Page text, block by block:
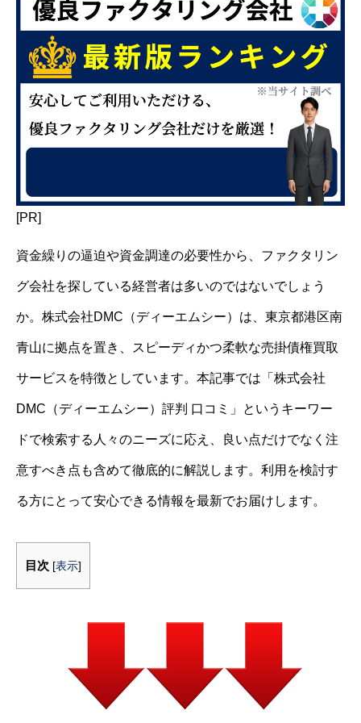
[PR]
資金繰りの逼迫や資金調達の必要性から、ファクタリン
グ会社を探している経営者は多いのではないでしょう
か。株式会社DMC（ディーエムシー）は、東京都港区南
青山に拠点を置き、スピーディかつ柔軟な売掛債権買取
サービスを特徴としています。本記事では「株式会社
DMC（ディーエムシー）評判 口コミ」というキーワー
ドで検索する人々のニーズに応え、良い点だけでなく注
意すべき点も含めて徹底的に解説します。利用を検討す
る方にとって安心できる情報を最新でお届けします。
目次 [表示]